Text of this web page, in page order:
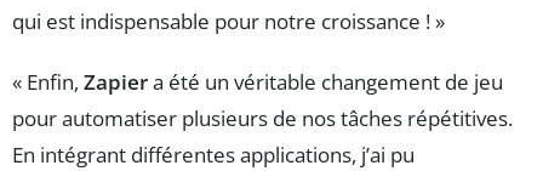
qui est indispensable pour notre croissance ! »
« Enfin, Zapiera été un véritable changement de jeu
pour automatiser plusieurs de nos tâches répétitives.
En intégrant différentes applications, j’ai pu